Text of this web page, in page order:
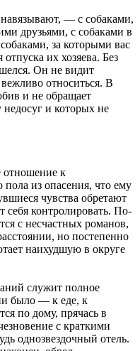
навязыва­ют, — с собаками,
друзьями, с собаками в
за которыми вас
их хозяева. Без
Он не видит
относиться. В
и не обращает
и которых не
отноше­ние к
из опасения, что ему
чувства обретают
себя контролировать. По­
с несча­стных романов,
но постепенно
наихудшую в округе
слу­жит полное
было — к еде, к
по дому, прячась в
с краткими
однозвездочный отель.